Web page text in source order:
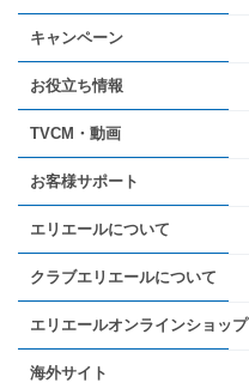
キャンペーン
お役立ち情報
TVCM・動画
お客様サポート
エリエールについて
クラブエリエールについて
エリエールオンラインショップ
海外サイト